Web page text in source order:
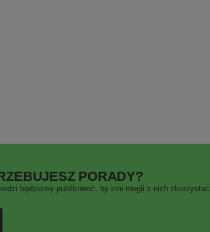
PORADY?
będziemy publikować, by inni mogli z nich